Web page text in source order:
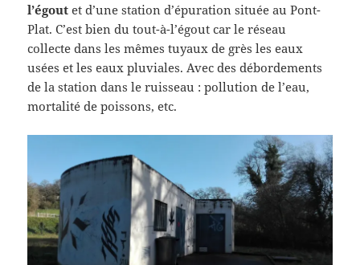
l’égout et d’une station d’épuration située au Pont-
Plat. C’est bien du tout-à-l’égout car le réseau
collecte dans les mêmes tuyaux de grès les eaux
usées et les eaux pluviales. Avec des débordements
de la station dans le ruisseau : pollution de l’eau,
mortalité de poissons, etc.